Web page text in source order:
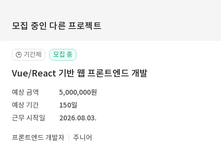
모집 중인 다른 프로젝트
🕒 기간제 모집 중
Vue/React 기반 웹 프론트엔드 개발
예상 금액
5,000,000원
예상 기간
150일
근무 시작일
2026.08.03.
프론트엔드 개발자 주니어